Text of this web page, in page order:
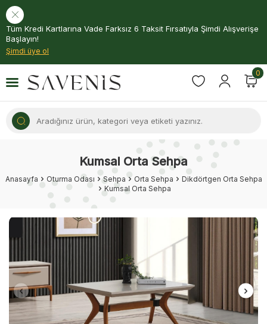
Tüm Kredi Kartlarına Vade Farksız 6 Taksit Fırsatıyla Şimdi Alışverişe
Başlayın!
Şimdi üye ol
0
Kumsal Orta Sehpa
Anasayfa Oturma Odası Sehpa Orta Sehpa
Dikdörtgen Orta Sehpa
Kumsal Orta Sehpa